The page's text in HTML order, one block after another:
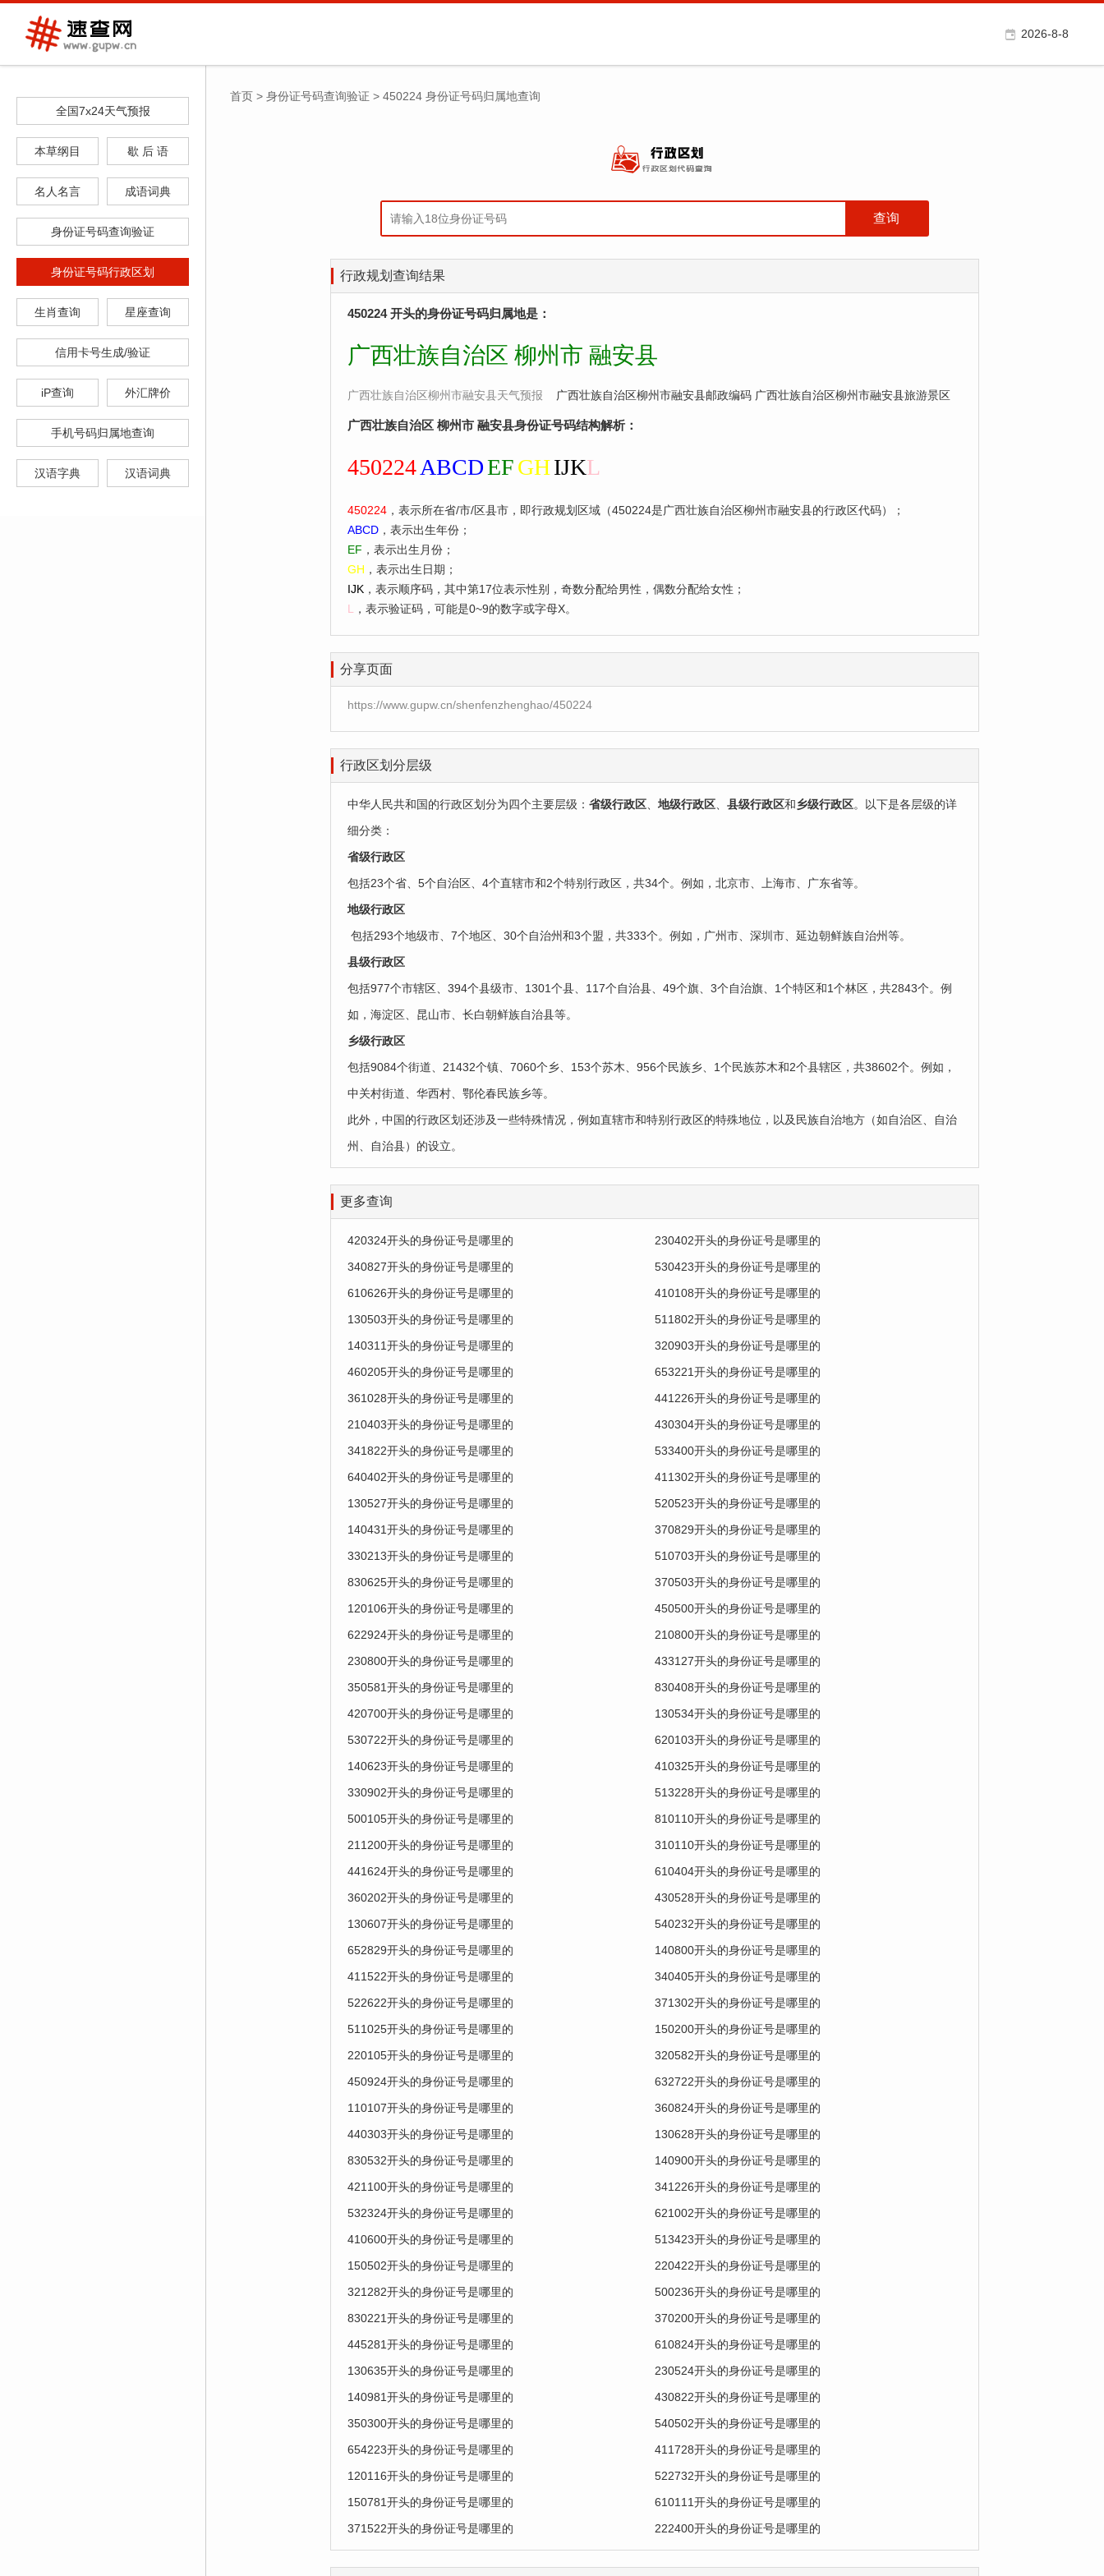
2026-8-8
全国7x24天气预报
本草纲目 歇 后 语
名人名言 成语词典
身份证号码查询验证
身份证号码行政区划
生肖查询 星座查询
信用卡号生成/验证
iP查询 外汇牌价
手机号码归属地查询
汉语字典 汉语词典
首页 > 身份证号码查询验证 > 450224 身份证号码归属地查询
行政规划查询结果
450224 开头的身份证号码归属地是：
广西壮族自治区 柳州市 融安县
广西壮族自治区柳州市融安县天气预报 广西壮族自治区柳州市融安县邮政编码 广西壮族自治区柳州市融安县旅游景区
广西壮族自治区 柳州市 融安县身份证号码结构解析：
450224ABCDEFGHIJKL
450224 ，表示所在省/市/区县市，即行政规划区域（450224是广西壮族自治区柳州市融安县的行政区代码）；
ABCD ，表示出生年份；
EF ，表示出生月份；
GH ，表示出生日期；
IJK ，表示顺序码，其中第17位表示性别，奇数分配给男性，偶数分配给女性；
L
，表示验证码，可能是0~9的数字或字母X。
分享页面
https://www.gupw.cn/shenfenzhenghao/450224
行政区划分层级
中华人民共和国的行政区划分为四个主要层级：‌ 省级行政区 地级行政区 县级行政区‌和‌乡级行政区‌。以下是各层级的详
细分类：‌
‌省级行政区
包括23个省、5个自治区、4个直辖市和2个特别行政区，共34个。例如，北京市、上海市、广东省等。
‌地级行政区
‌ 包括293个地级市、7个地区、30个自治州和3个盟，共333个。例如，广州市、深圳市、延边朝鲜族自治州等。
‌县级行政区‌
包括977个市辖区、394个县级市、1301个县、117个自治县、49个旗、3个自治旗、1个特区和1个林区，共2843个。例
如，海淀区、昆山市、长白朝鲜族自治县等。
乡级行政区‌
包括9084个街道、21432个镇、7060个乡、153个苏木、956个民族乡、1个民族苏木和2个县辖区，共38602个。例如，
中关村街道、华西村、鄂伦春民族乡等。
此外，中国的行政区划还涉及一些特殊情况，例如直辖市和特别行政区的特殊地位，以及民族自治地方（如自治区、自治
州、自治县）的设立。
更多查询
420324开头的身份证号是哪里的
230402开头的身份证号是哪里的
340827开头的身份证号是哪里的
530423开头的身份证号是哪里的
610626开头的身份证号是哪里的
410108开头的身份证号是哪里的
130503开头的身份证号是哪里的
511802开头的身份证号是哪里的
140311开头的身份证号是哪里的
320903开头的身份证号是哪里的
460205开头的身份证号是哪里的
653221开头的身份证号是哪里的
361028开头的身份证号是哪里的
441226开头的身份证号是哪里的
210403开头的身份证号是哪里的
430304开头的身份证号是哪里的
341822开头的身份证号是哪里的
533400开头的身份证号是哪里的
640402开头的身份证号是哪里的
411302开头的身份证号是哪里的
130527开头的身份证号是哪里的
520523开头的身份证号是哪里的
140431开头的身份证号是哪里的
370829开头的身份证号是哪里的
330213开头的身份证号是哪里的
510703开头的身份证号是哪里的
830625开头的身份证号是哪里的
370503开头的身份证号是哪里的
120106开头的身份证号是哪里的
450500开头的身份证号是哪里的
622924开头的身份证号是哪里的
210800开头的身份证号是哪里的
230800开头的身份证号是哪里的
433127开头的身份证号是哪里的
350581开头的身份证号是哪里的
830408开头的身份证号是哪里的
420700开头的身份证号是哪里的
130534开头的身份证号是哪里的
530722开头的身份证号是哪里的
620103开头的身份证号是哪里的
140623开头的身份证号是哪里的
410325开头的身份证号是哪里的
330902开头的身份证号是哪里的
513228开头的身份证号是哪里的
500105开头的身份证号是哪里的
810110开头的身份证号是哪里的
211200开头的身份证号是哪里的
310110开头的身份证号是哪里的
441624开头的身份证号是哪里的
610404开头的身份证号是哪里的
360202开头的身份证号是哪里的
430528开头的身份证号是哪里的
130607开头的身份证号是哪里的
540232开头的身份证号是哪里的
652829开头的身份证号是哪里的
140800开头的身份证号是哪里的
411522开头的身份证号是哪里的
340405开头的身份证号是哪里的
522622开头的身份证号是哪里的
371302开头的身份证号是哪里的
511025开头的身份证号是哪里的
150200开头的身份证号是哪里的
220105开头的身份证号是哪里的
320582开头的身份证号是哪里的
450924开头的身份证号是哪里的
632722开头的身份证号是哪里的
110107开头的身份证号是哪里的
360824开头的身份证号是哪里的
440303开头的身份证号是哪里的
130628开头的身份证号是哪里的
830532开头的身份证号是哪里的
140900开头的身份证号是哪里的
421100开头的身份证号是哪里的
341226开头的身份证号是哪里的
532324开头的身份证号是哪里的
621002开头的身份证号是哪里的
410600开头的身份证号是哪里的
513423开头的身份证号是哪里的
150502开头的身份证号是哪里的
220422开头的身份证号是哪里的
321282开头的身份证号是哪里的
500236开头的身份证号是哪里的
830221开头的身份证号是哪里的
370200开头的身份证号是哪里的
445281开头的身份证号是哪里的
610824开头的身份证号是哪里的
130635开头的身份证号是哪里的
230524开头的身份证号是哪里的
140981开头的身份证号是哪里的
430822开头的身份证号是哪里的
350300开头的身份证号是哪里的
540502开头的身份证号是哪里的
654223开头的身份证号是哪里的
411728开头的身份证号是哪里的
120116开头的身份证号是哪里的
522732开头的身份证号是哪里的
150781开头的身份证号是哪里的
610111开头的身份证号是哪里的
371522开头的身份证号是哪里的
222400开头的身份证号是哪里的